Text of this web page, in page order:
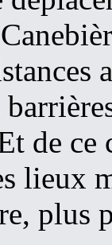
de
lieux
plus